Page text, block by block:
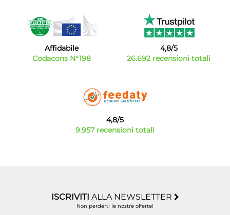
Affidabile
Codacons N°198
4,8/5
26.692 recensioni totali
4,8/5
9.957 recensioni totali
ISCRIVITI ALLA NEWSLETTER
Non perderti le nostre offerte!